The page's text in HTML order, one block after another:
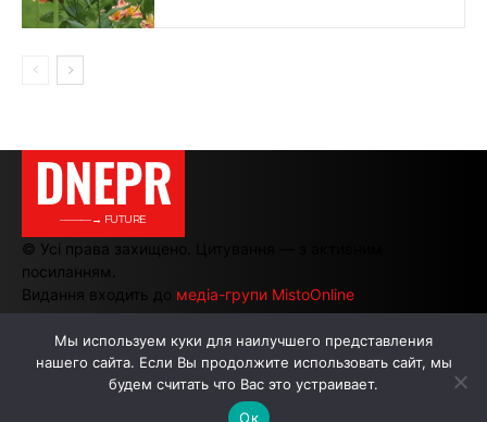
DNEPR
———→ FUTURE
© Усі права захищено. Цитування — з активним
посиланням.
Видання входить до медіа-групи MistoOnline
АВТОРИ РЕКЛАМА НА САЙТІ
Мы используем куки для наилучшего представления
нашего сайта. Если Вы продолжите использовать сайт, мы
будем считать что Вас это устраивает.
Ок